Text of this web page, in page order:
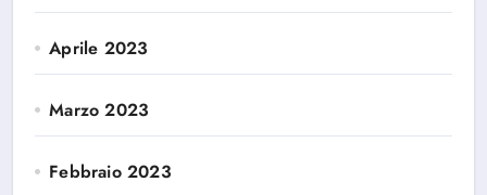
Aprile 2023
Marzo 2023
Febbraio 2023